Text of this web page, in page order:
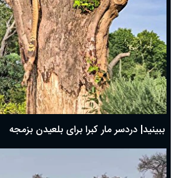
ببینید| دردسر مار کبرا برای بلعیدن بزمجه